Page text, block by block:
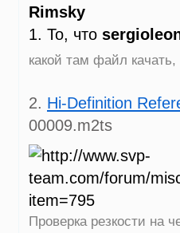
Rimsky
1. То, что
какой там файл
2. Hi-Definition
00009.m2ts
Проверка резкости на